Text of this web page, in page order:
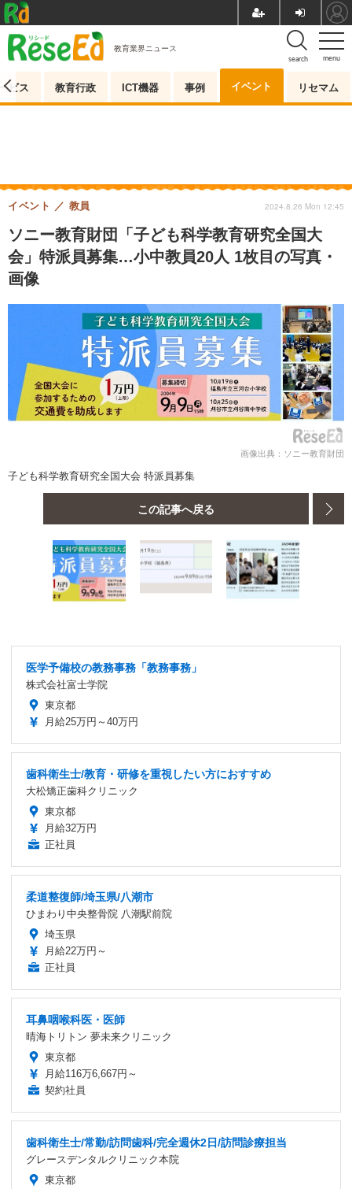
menu
search
教育業界ニュース
ビス 教育行政 ICT機器 事例 イベント リセマム
ソニー教育財団「子ども科学教育研究全国大
会」特派員募集…小中教員20人 1枚目の写真・
画像
イベント 教員 2024.8.26 Mon 12:45
画像出典：ソニー教育財団
子ども科学教育研究全国大会 特派員募集
この記事へ戻る
医学予備校の教務事務「教務事務」
株式会社富士学院
東京都
月給25万円～40万円
歯科衛生士/教育・研修を重視したい方におすすめ
大松矯正歯科クリニック
東京都
月給32万円
正社員
柔道整復師/埼玉県/八潮市
ひまわり中央整骨院 八潮駅前院
埼玉県
月給22万円～
正社員
耳鼻咽喉科医・医師
晴海トリトン 夢未来クリニック
東京都
月給116万6,667円～
契約社員
歯科衛生士/常勤/訪問歯科/完全週休2日/訪問診療担当
グレースデンタルクリニック本院
東京都